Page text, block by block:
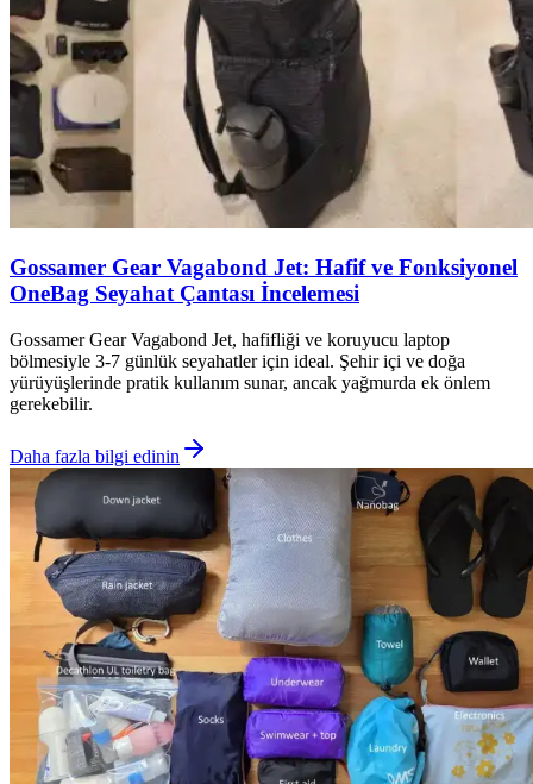
Gossamer Gear Vagabond Jet: Hafif ve Fonksiyonel
OneBag Seyahat Çantası İncelemesi
Gossamer Gear Vagabond Jet, hafifliği ve koruyucu laptop
bölmesiyle 3-7 günlük seyahatler için ideal. Şehir içi ve doğa
yürüyüşlerinde pratik kullanım sunar, ancak yağmurda ek önlem
gerekebilir.
Daha fazla bilgi edinin